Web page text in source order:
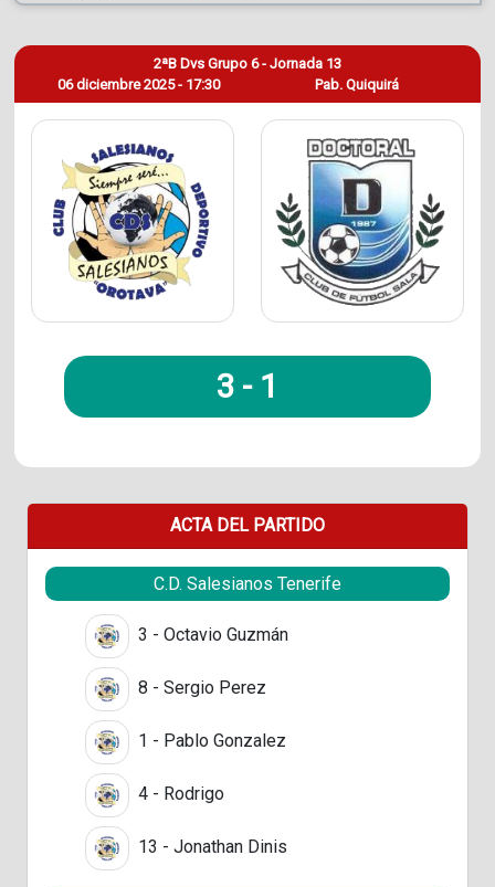
06 diciembre 2025 - 17:30
2ªB Dvs Grupo 6 - Jornada 13
Pab. Quiquirá
3 - 1
ACTA DEL PARTIDO
C.D. Salesianos Tenerife
3 - Octavio Guzmán
8 - Sergio Perez
1 - Pablo Gonzalez
4 - Rodrigo
13 - Jonathan Dinis